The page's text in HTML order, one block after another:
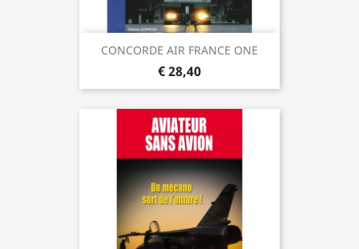
CONCORDE AIR FRANCE ONE
€ 28,40